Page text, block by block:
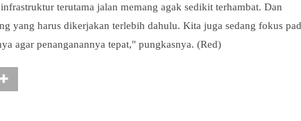
terutama jalan memang agak sedikit terhambat. Dan
yang harus dikerjakan terlebih dahulu. Kita juga sedang fokus
agar penanganannya tepat," pungkasnya. (Red)